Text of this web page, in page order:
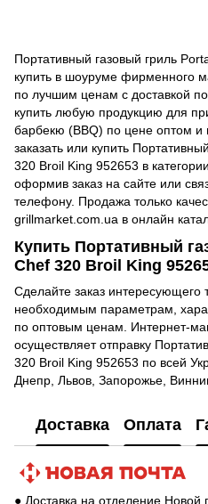
Портативный газовый гриль
купить в шоуруме фирменного
по лучшим ценам с доставкой
купить любую продукцию для
барбекю (BBQ) по цене оптом и
заказать или купить
320 Broil King 952653 в
оформив заказ на сайте или
телефону. Продажа только
grillmarket.com.ua в онлайн
Купить Портативный
Chef 320 Broil King
Сделайте заказ интересующего
необходимым параметрам,
по оптовым ценам. Интернет-
осуществляет отправку
320 Broil King 952653 по всей
Днепр, Львов, Запорожье,
Доставка Оплата
● Доставка на отделение Новой